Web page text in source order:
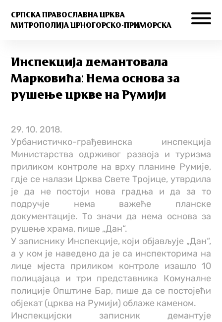
СРПСКА ПРАВОСЛАВНА ЦРКВА
МИТРОПОЛИЈА ЦРНОГОРСКО-ПРИМОРСКА
Инспекција демантовала
Марковића: Нема основа за
рушење цркве на Румији
29. 10. 2018.
Урбанистичко-грађевинска инспекција
Министарства одрживог развоја и туризма
приликом контроле на врху планине Румије,
гдје се налази Црква Свете Тројице, утврдила
је да не постоји нова градња и да за то
подручје нема важеће планске
документације. То значи да нема основа за
рушење храма, пише „Дан“.
У записнику Инспекције, који објављује „Дан“,
а у ком је наведено да је са инспекторима на
лице мјеста приликом контроле изашло 10
полицајаца и три представника Комуналне
полиције Општине Бар, пише да се постојећи
објекат (црква на Румији) облаже каменом.
Инспекцијски записник демантује